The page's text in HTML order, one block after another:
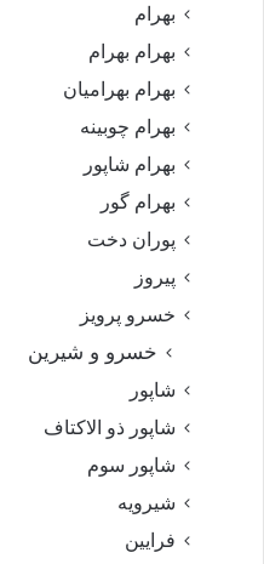
بهرام
بهرام بهرام
بهرام بهرامیان‏
بهرام چوبینه
بهرام شاپور
بهرام گور
پوران دخت
پیروز
خسرو پرویز
خسرو و شیرین
شاپور
شاپور ذو الاکتاف
شاپور سوم‏
شیرویه
فرایین